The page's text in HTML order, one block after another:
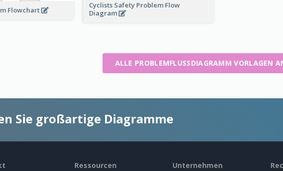
Flowchart
Cyclists Safety Problem Flow
Diagram
ALLE PROBLEMFLUSSDIAGRAMM VORLAGEN
Sie großartige Diagramme
Ressourcen Unternehmen